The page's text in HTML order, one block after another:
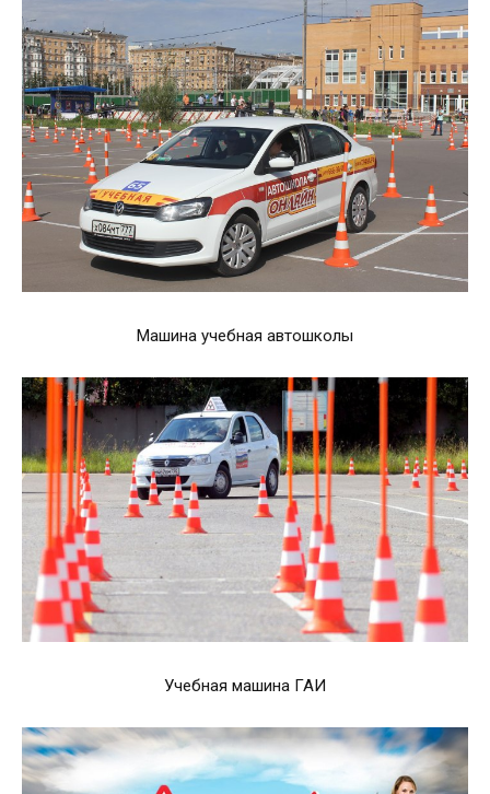
Машина учебная автошколы
Учебная машина ГАИ